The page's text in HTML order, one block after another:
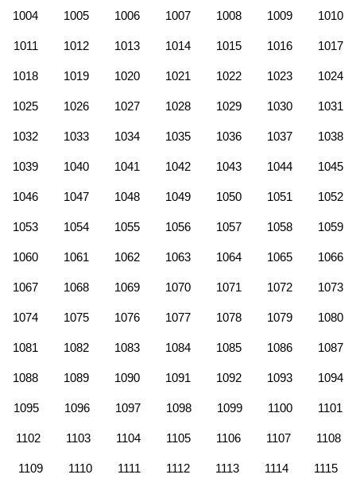
1004 1005 1006 1007 1008 1009 1010
1011 1012 1013 1014 1015 1016 1017
1018 1019 1020 1021 1022 1023 1024
1025 1026 1027 1028 1029 1030 1031
1032 1033 1034 1035 1036 1037 1038
1039 1040 1041 1042 1043 1044 1045
1046 1047 1048 1049 1050 1051 1052
1053 1054 1055 1056 1057 1058 1059
1060 1061 1062 1063 1064 1065 1066
1067 1068 1069 1070 1071 1072 1073
1074 1075 1076 1077 1078 1079 1080
1081 1082 1083 1084 1085 1086 1087
1088 1089 1090 1091 1092 1093 1094
1095 1096 1097 1098 1099 1100 1101
1102 1103 1104 1105 1106 1107 1108
1109 1110 1111 1112 1113 1114 1115